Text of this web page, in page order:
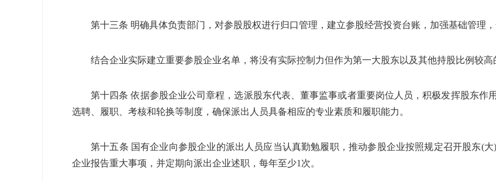
第十三条 明确具体负责部门，对参股股权进行归口管理，建立参股经营投资台账，加强基础管理
结合企业实际建立重要参股企业名单，将没有实际控制力但作为第一大股东以及其他持股比例较高
第十四条 依据参股企业公司章程，选派股东代表、董事监事或者重要岗位人员，积极发挥股东作
选聘、履职、考核和轮换等制度，确保派出人员具备相应的专业素质和履职能力。
第十五条 国有企业向参股企业的派出人员应当认真勤勉履职，推动参股企业按照规定召开股东(大)
企业报告重大事项，并定期向派出企业述职，每年至少1 次。